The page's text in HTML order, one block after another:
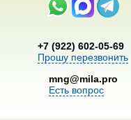
+7 (922) 602-05-69
Прошу перезвонить
mng@mila.pro
Есть вопрос